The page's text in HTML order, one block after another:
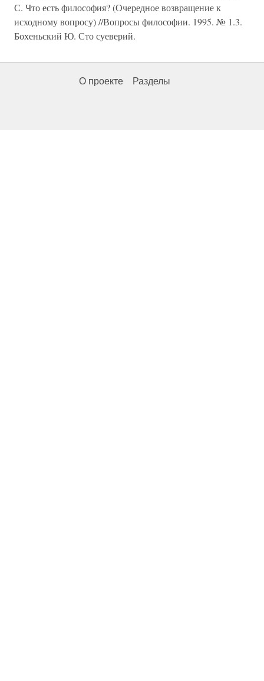
С. Что есть философия? (Очередное возвращение к
исходному вопросу) //Вопросы философии. 1995. № 1.3.
Бохеньский Ю. Сто суеверий.
О проекте Разделы